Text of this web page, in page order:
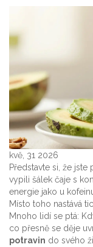
kvě, 31 2026
Představte si, že
vypili šálek čaje s
energie jako u
Místo toho nastává
Mnoho lidí se ptá:
co přesně se děje
potravin do svého